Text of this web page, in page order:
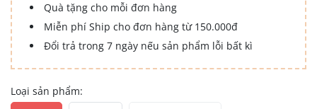
Quà tặng cho mỗi đơn hàng
Miễn phí Ship cho đơn hàng từ 150.000đ
Đổi trả trong 7 ngày nếu sản phẩm lỗi bất kì
Loại sản phẩm: